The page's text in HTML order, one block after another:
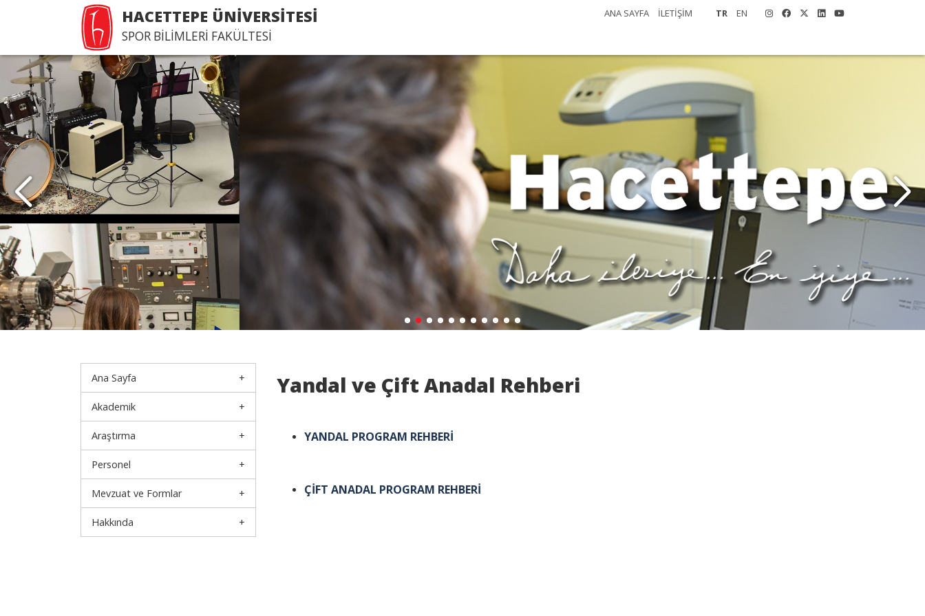
HACETTEPE ÜNİVERSİTESİ
SPOR BİLİMLERİ FAKÜLTESİ
TR EN
ANA SAYFA İLETİŞİM
Ana Sayfa
Akademik
Araştırma
Personel
Mevzuat ve Formlar
Hakkında
Yandal ve Çift Anadal Rehberi
YANDAL PROGRAM REHBERİ
ÇİFT ANADAL PROGRAM REHBERİ